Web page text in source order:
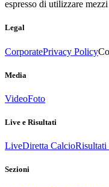
espresso di utilizzare
Legal
CorporatePrivacy Policy
Media
VideoFoto
Live e Risultati
LiveDiretta CalcioRisultati
Sezioni